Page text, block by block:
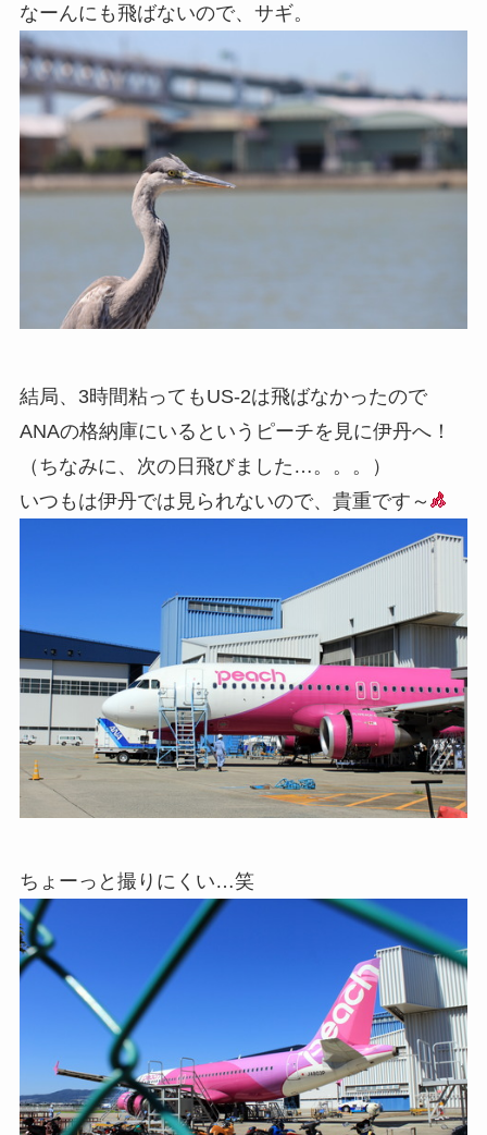
なーんにも飛ばないので、サギ。
結局、3時間粘ってもUS-2は飛ばなかったので
ANAの格納庫にいるというピーチを見に伊丹へ！
（ちなみに、次の日飛びました…。。。）
いつもは伊丹では見られないので、貴重です～
ちょーっと撮りにくい…笑